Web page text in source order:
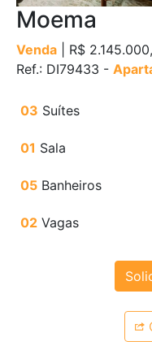
Moema
Venda | R$
Ref.: DI79433 -
03 Suítes
01 Sala
05 Banheiros
02 Vagas